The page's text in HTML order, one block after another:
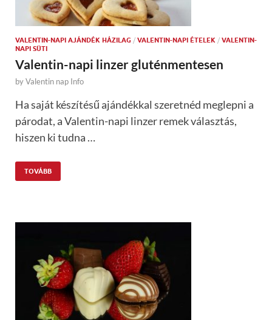
VALENTIN-NAPI AJÁNDÉK HÁZILAG / VALENTIN-NAPI ÉTELEK / VALENTIN-
NAPI SÜTI
Valentin-napi linzer gluténmentesen
byValentin nap Info
Ha saját készítésű ajándékkal szeretnéd meglepni a
párodat, a Valentin-napi linzer remek választás,
hiszen ki tudna …
TOVÁBB